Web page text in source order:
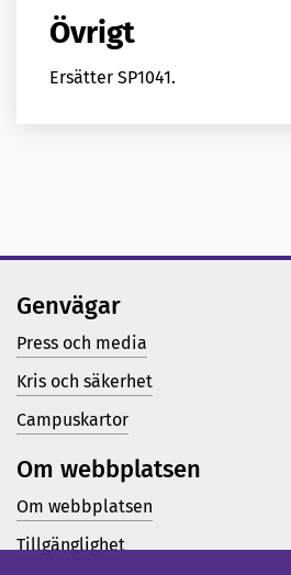
Övrigt
Ersätter SP1041.
Genvägar
Press och media
Kris och säkerhet
Campuskartor
Om webbplatsen
Om webbplatsen
Tillgänglighet